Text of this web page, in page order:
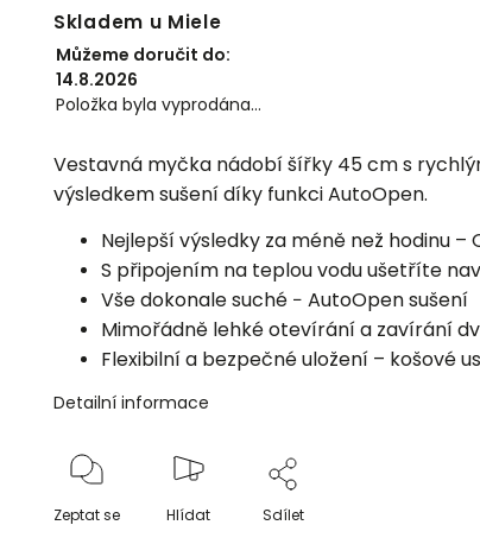
Skladem u Miele
Můžeme doručit do:
14.8.2026
Položka byla vyprodána…
Vestavná myčka nádobí šířky 45 cm s
výsledkem sušení díky funkci AutoOpen.
Nejlepší výsledky za méně než hodinu –
S připojením na teplou vodu ušetříte
Vše dokonale suché − AutoOpen sušení
Mimořádně lehké otevírání a zavírání
Flexibilní a bezpečné uložení – košové
Detailní informace
Zeptat se Hlídat Sdílet